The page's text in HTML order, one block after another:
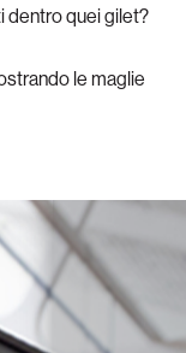
dentro quei gilet?
le maglie